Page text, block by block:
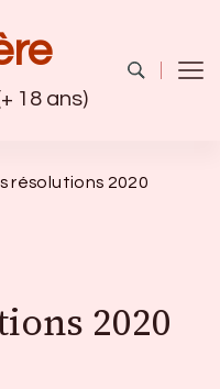
18 ans)
résolutions 2020
2020